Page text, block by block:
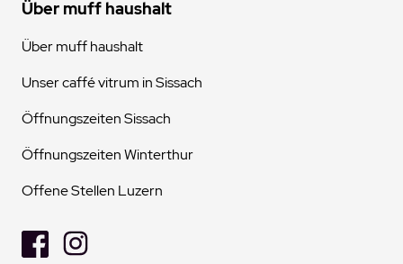
Über muff haushalt
Über muff haushalt
Unser caffé vitrum in Sissach
Öffnungszeiten Sissach
Öffnungszeiten Winterthur
Offene Stellen Luzern